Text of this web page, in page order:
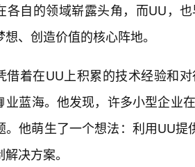
各自的领域崭露头角，而UU，
、创造价值的核心阵地。
借着在UU上积累的技术经验和
业蓝海。他发现，许多小型企业
。他萌生了一个想法：利用UU
决方案。